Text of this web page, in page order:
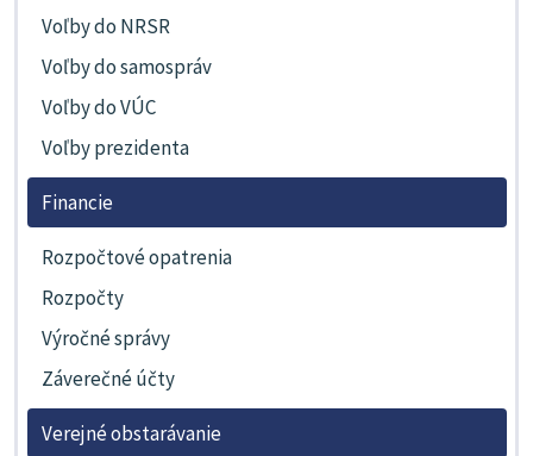
Voľby do NRSR
Voľby do samospráv
Voľby do VÚC
Voľby prezidenta
Financie
Rozpočtové opatrenia
Rozpočty
Výročné správy
Záverečné účty
Verejné obstarávanie